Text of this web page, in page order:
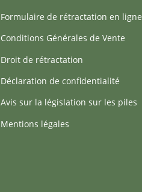
Formulaire de rétractation en ligne
Conditions Générales de Vente
Droit de rétractation
Déclaration de confidentialité
Avis sur la législation sur les piles
Mentions légales